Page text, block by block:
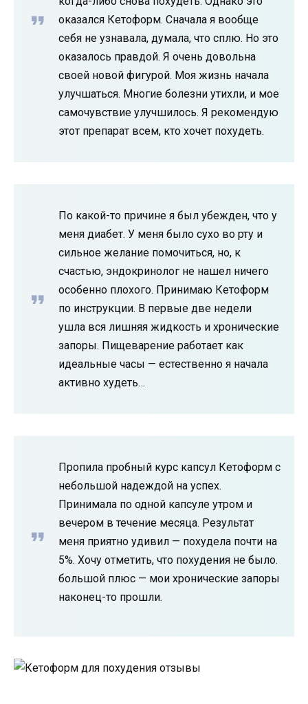
оказался Кетоформ. Сначала я вообще
себя не узнавала, думала, что сплю. Но это
оказалось правдой. Я очень довольна
своей новой фигурой. Моя жизнь начала
улучшаться. Многие болезни утихли, и мое
самочувствие улучшилось. Я рекомендую
этот препарат всем, кто хочет похудеть.
По какой-то причине я был убежден, что у
меня диабет. У меня было сухо во рту и
сильное желание помочиться, но, к
счастью, эндокринолог не нашел ничего
особенно плохого. Принимаю Кетоформ
по инструкции. В первые две недели
ушла вся лишняя жидкость и хронические
запоры. Пищеварение работает как
идеальные часы — естественно я начала
активно худеть…
Пропила пробный курс капсул Кетоформ с
небольшой надеждой на успех.
Принимала по одной капсуле утром и
вечером в течение месяца. Результат
меня приятно удивил — похудела почти на
5%. Хочу отметить, что похудения не было.
большой плюс — мои хронические запоры
наконец-то прошли.